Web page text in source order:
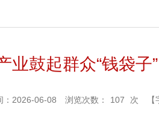
业鼓起群众“钱袋子”
：2026-06-08 浏览次数： 107 次